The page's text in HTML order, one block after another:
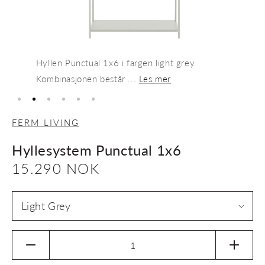
Hyllen Punctual 1x6 i fargen light grey.
Kombinasjonen består ... Les mer
FERM LIVING
Hyllesystem Punctual 1x6
Vanlig
pris
15.290 NOK
antallet
Øk